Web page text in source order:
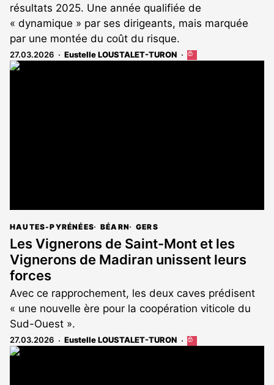
résultats 2025. Une année qualifiée de
« dynamique » par ses dirigeants, mais marquée
par une montée du coût du risque.
27.03.2026 Eustelle LOUSTALET-TURON
Cet
HAUTES-PYRÉNÉES BÉARN GERS
Les Vignerons de Saint-Mont et les
Vignerons de Madiran unissent leurs
forces
Avec ce rapprochement, les deux caves prédisent
« une nouvelle ère pour la coopération viticole du
Sud-Ouest ».
27.03.2026 Eustelle LOUSTALET-TURON
Cet